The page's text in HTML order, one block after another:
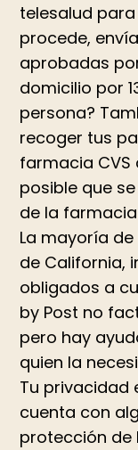
telesalud
procede,
aprobadas
domicilio por
persona?
recoger tus
farmacia CVS
posible que
de la
La mayoría
de California,
obligados a
by Post no
pero hay
quien la
Tu privacidad
cuenta con
protección de